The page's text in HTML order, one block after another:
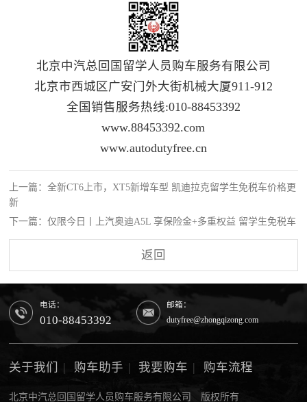
北京中汽总回国留学人员购车服务有限公司
北京市西城区广安门外大街机械大厦911-912
全国销售服务热线:010-88453392
www.88453392.com
www.autodutyfree.cn
上一篇：全新CT6上市，XT5新增车型 凯迪拉克留学生免税车价格更
新
下一篇：仅限今日丨上汽奥迪A5L 享保险金+多重权益 留学生免税车
返回
电话：
010-88453392
邮箱：
dutyfree@zhongqizong.com
关于我们 | 购车助手 | 我要购车 | 购车流程
北京中汽总回国留学人员购车服务有限公司 版权所有